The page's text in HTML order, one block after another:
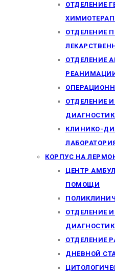
ОТДЕЛЕНИЕ
ОТДЕЛЕНИЕ
ОТДЕЛЕНИЕ
ОТДЕЛЕНИЕ
КЛИНИКО-
КОРПУС НА
ЦЕНТР
ПОМОЩИ
ОТДЕЛЕНИЕ
ОТДЕЛЕНИЕ
ДНЕВНОЙ